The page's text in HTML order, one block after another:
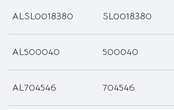
ALSL0018380 SL0018380
AL500040 500040
AL704546 704546